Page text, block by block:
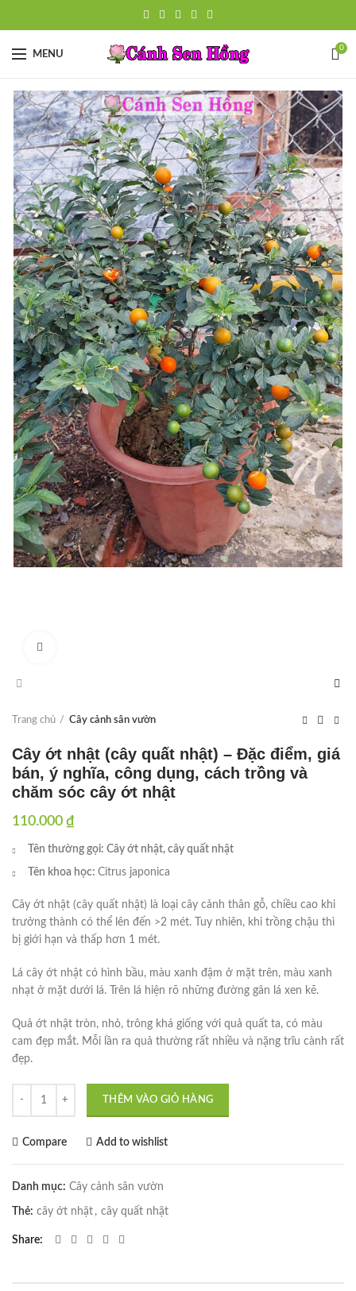
MENU
0
Trang chủ Cây cảnh sân vườn
Cây ớt nhật (cây quất nhật) – Đặc điểm, giá
bán, ý nghĩa, công dụng, cách trồng và
chăm sóc cây ớt nhật
110.000 ₫
Tên thường gọi: Cây ớt nhật, cây quất nhật
Tên khoa học: Citrus japonica
Cây ớt nhật (cây quất nhật) là loại cây cảnh thân gỗ, chiều cao khi
trưởng thành có thể lên đến >2 mét. Tuy nhiên, khi trồng chậu thì
bị giới hạn và thấp hơn 1 mét.
Lá cây ớt nhật có hình bầu, màu xanh đậm ở mặt trên, màu xanh
nhạt ở mặt dưới lá. Trên lá hiện rõ những đường gân lá xen kẽ.
Quả ớt nhật tròn, nhỏ, trông khá giống với quả quất ta, có màu
cam đẹp mắt. Mỗi lần ra quả thường rất nhiều và nặng trĩu cành rất
đẹp.
Cây ớt nhật (cây quất nhật) - Đặc điểm, giá bán, ý nghĩa, công dụng,
THÊM VÀO GIỎ HÀNG
Compare Add to wishlist
Danh mục: Cây cảnh sân vườn
Thẻ: cây ớt nhật , cây quất nhật
Share